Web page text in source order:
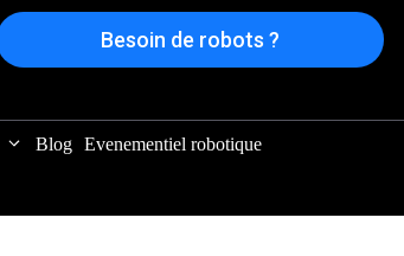
Besoin de robots ?
Blog Evenementiel robotique